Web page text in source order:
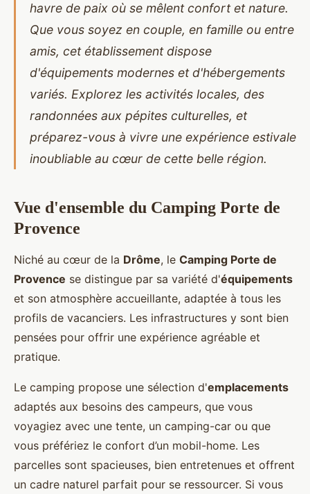
havre de paix où se mêlent confort et nature.
Que vous soyez en couple, en famille ou entre
amis, cet établissement dispose
d'équipements modernes et d'hébergements
variés. Explorez les activités locales, des
randonnées aux pépites culturelles, et
préparez-vous à vivre une expérience estivale
inoubliable au cœur de cette belle région.
Vue d'ensemble du Camping Porte de
Provence
Niché au cœur de la Drôme, le Camping Porte de
Provence se distingue par sa variété d'équipements
et son atmosphère accueillante, adaptée à tous les
profils de vacanciers. Les infrastructures y sont bien
pensées pour offrir une expérience agréable et
pratique.
Le camping propose une sélection d'emplacements
adaptés aux besoins des campeurs, que vous
voyagiez avec une tente, un camping-car ou que
vous préfériez le confort d’un mobil-home. Les
parcelles sont spacieuses, bien entretenues et offrent
un cadre naturel parfait pour se ressourcer. Si vous